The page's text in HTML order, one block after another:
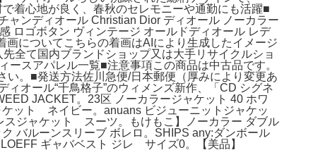
着心地が良く、春秋のセレモニーや通勤にも活躍■
ンディオール Christian Dior ディオール ノーカラー
ロゴボタン ヴィンテージ オールドディオール レデ
画についてこちらの着画はAIにより生成したイメージ
全て国内ブランドショップ又は大手リサイクルショ
スアパレル一覧■注意事項この商品は中古品です。
。■発送方法佐川急便/日本郵便（厚みにより変更あ
オール“千鳥格子”のウィメンズ新作、「CD シグネ
JACKET。23区 ノーカラージャケット 40 ホワ
ット ネイビー。anuans ビジューニットジャケッ
ジャケット スーツ。もけもこ】ノーカラー ダブル
バルーンスリーブ ボレロ。SHIPS any:ダンボール
ギャバベスト ジレ サイズ0。【美品】